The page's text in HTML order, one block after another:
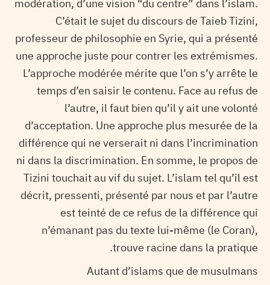
modération, d’une vision “du centre” dans l’islam.
C’était le sujet du discours de Taieb Tizini,
professeur de philosophie en Syrie, qui a présenté
une approche juste pour contrer les extrémismes.
L’approche modérée mérite que l’on s’y arrête le
temps d’en saisir le contenu. Face au refus de
l’autre, il faut bien qu’il y ait une volonté
d’acceptation. Une approche plus mesurée de la
différence qui ne verserait ni dans l’incrimination
ni dans la discrimination. En somme, le propos de
Tizini touchait au vif du sujet. L’islam tel qu’il est
décrit, pressenti, présenté par nous et par l’autre
est teinté de ce refus de la différence qui
n’émanant pas du texte lui-même (le Coran),
trouve racine dans la pratique.
Autant d’islams que de musulmans